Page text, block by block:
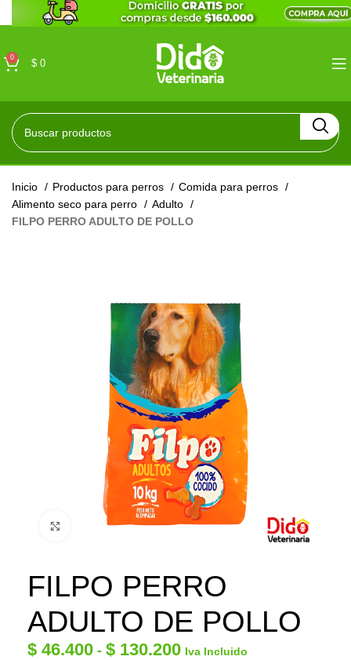
0
$ 0
Inicio Productos para perros
Comida para perros
Alimento seco para perro
Adulto
FILPO PERRO ADULTO DE POLLO
Click to enlarge
FILPO PERRO
ADULTO DE POLLO
$ 46.400 - $ 130.200 Iva Incluido